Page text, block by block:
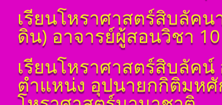
เรียนโหราศาสตร์สิบลัค
ดิน) อาจารย์ผู้สอนวิชา
โ ห ร า ส า ด (ฉบับ
เรียนรู้โดยไม่ต้องถาม)
โดย สอ้าน นาคเพชร
พูล(สีดิน) บทที่ ๑ บทนำ
โ ห ร า ส า ด (ฉบับ
เรียนโหราศาสตร์สิบลัค
ตำแหน่ง อุปนายกกิติมห